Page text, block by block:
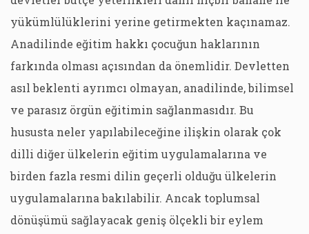
yükümlülüklerini yerine getirmekten kaçınamaz.
Anadilinde eğitim hakkı çocuğun haklarının
farkında olması açısından da önemlidir. Devletten
asıl beklenti ayrımcı olmayan, anadilinde, bilimsel
ve parasız örgün eğitimin sağlanmasıdır. Bu
hususta neler yapılabileceğine ilişkin olarak çok
dilli diğer ülkelerin eğitim uygulamalarına ve
birden fazla resmi dilin geçerli olduğu ülkelerin
uygulamalarına bakılabilir. Ancak toplumsal
dönüşümü sağlayacak geniş ölçekli bir eylem